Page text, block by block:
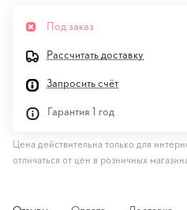
Под заказ
Рассчитать доставку
Запросить счёт
Гарантия 1 год
Цена действительна только для
отличаться от цен в розничных